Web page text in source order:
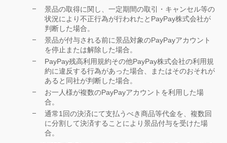
景品の取得に関し、一定期間の取引・キャンセル等の
状況により不正行為が行われたとPayPay株式会社が
判断した場合。
景品が付与される前に景品対象のPayPayアカウント
を停止または解除した場合。
PayPay残高利用規約その他PayPay株式会社の利用規
約に違反する行為があった場合、またはそのおそれが
あると同社が判断した場合。
お一人様が複数のPayPayアカウントを利用した場
合。
通常1回の決済にて支払うべき商品等代金を、複数回
に分割して決済することにより景品付与を受けた場
合。